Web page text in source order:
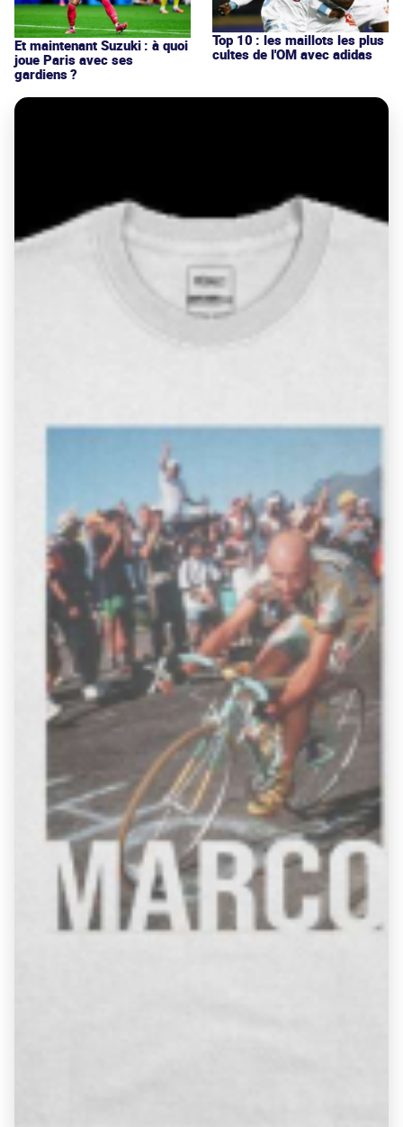
Et maintenant Suzuki : à quoi
joue Paris avec ses
gardiens ?
Top 10 : les maillots les plus
cultes de l'OM avec adidas